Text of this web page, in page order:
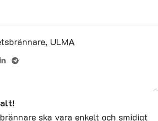
, ULMA
ska vara enkelt och smidigt